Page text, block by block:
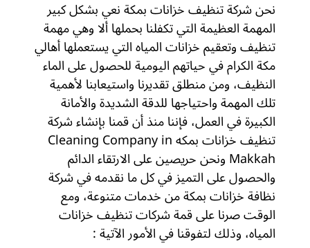
نحن شركة تنظيف خزانات بمكة نعي بشكل كبير
المهمة العظيمة التي تكفلنا بحملها ألا وهي مهمة
تنظيف وتعقيم خزانات المياه التي يستعملها أهالي
مكة الكرام في حياتهم اليومية للحصول على الماء
النظيف، ومن منطلق تقديرنا واستيعابنا لأهمية
تلك المهمة واحتياجها للدقة الشديدة والأمانة
الكبيرة في العمل، فإننا منذ أن قمنا بإنشاء شركة
تنظيف خزانات بمكه Cleaning Company in
Makkah ونحن حريصين على الارتقاء الدائم
والحصول على التميز في كل ما نقدمه في شركة
نظافة خزانات بمكة من خدمات متنوعة، ومع
الوقت صرنا على قمة شركات تنظيف خزانات
المياه، وذلك لتفوقنا في الأمور الآتية :